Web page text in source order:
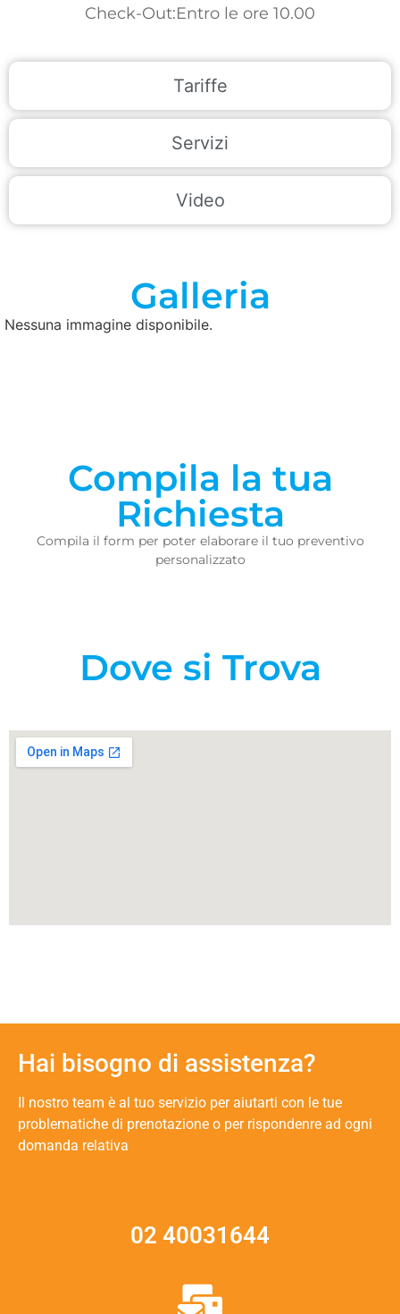
Tariffe
Servizi
Video
Check-Out:Entro le ore 10.00
Galleria
Nessuna immagine disponibile.
Compila la tua
Richiesta
Compila il form per poter elaborare il tuo preventivo
personalizzato
Dove si Trova
Hai bisogno di assistenza?
Il nostro team è al tuo servizio per aiutarti con le tue
problematiche di prenotazione o per rispondenre ad ogni
domanda relativa
02 40031644